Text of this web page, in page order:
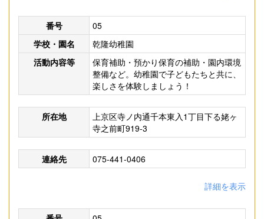
番号
05
学校・園名
乾隆幼稚園
活動内容等
保育補助・預かり保育の補助・園内環境
整備など。幼稚園で子どもたちと共に、
楽しさを体験しましょう！
所在地
上京区寺ノ内通千本東入1丁目下る姥ヶ
寺之前町919-3
連絡先 075-441-0406
詳細を表示